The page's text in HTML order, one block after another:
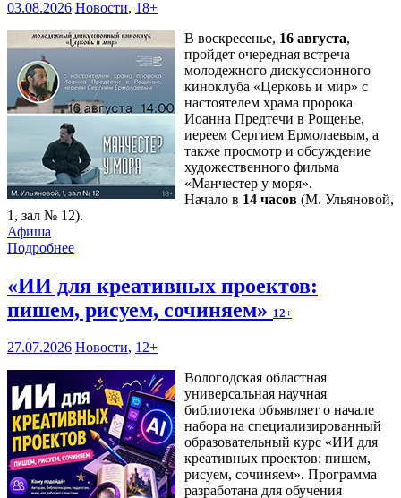
03.08.2026 Новости, 18+
В воскресенье, 16 августа,
пройдет очередная встреча
молодежного дискуссионного
киноклуба «Церковь и мир» с
настоятелем храма пророка
Иоанна Предтечи в Рощенье,
иереем Сергием Ермолаевым, а
также просмотр и обсуждение
художественного фильма
«Манчестер у моря».
Начало в 14 часов (М. Ульяновой,
1, зал № 12).
Афиша
Подробнее
«ИИ для креативных проектов:
пишем, рисуем, сочиняем» 12+
27.07.2026 Новости, 12+
Вологодская областная
универсальная научная
библиотека объявляет о начале
набора на специализированный
образовательный курс «ИИ для
креативных проектов: пишем,
рисуем, сочиняем». Программа
разработана для обучения